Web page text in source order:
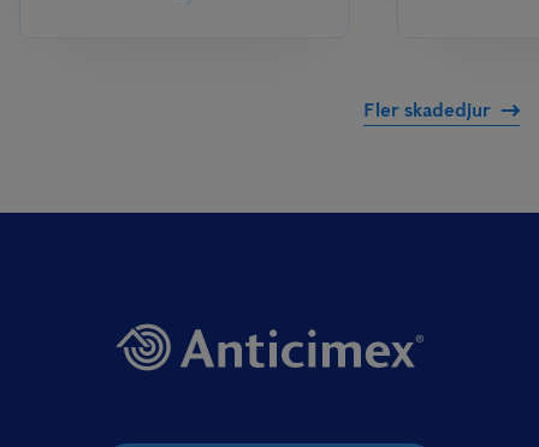
Fler skadedjur